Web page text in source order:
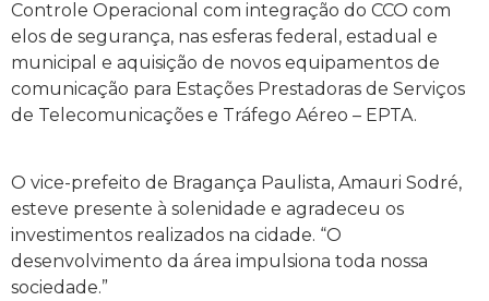
Controle Operacional com integração do CCO com
elos de segurança, nas esferas federal, estadual e
municipal e aquisição de novos equipamentos de
comunicação para Estações Prestadoras de Serviços
de Telecomunicações e Tráfego Aéreo – EPTA.
O vice-prefeito de Bragança Paulista, Amauri Sodré,
esteve presente à solenidade e agradeceu os
investimentos realizados na cidade. “O
desenvolvimento da área impulsiona toda nossa
sociedade.”